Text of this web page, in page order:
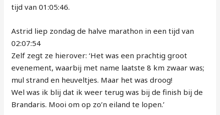
tijd van 01:05:46.
Astrid liep zondag de halve marathon in een tijd van
02:07:54
Zelf zegt ze hierover: ‘Het was een prachtig groot
evenement, waarbij met name laatste 8 km zwaar was;
mul strand en heuveltjes. Maar het was droog!
Wel was ik blij dat ik weer terug was bij de finish bij de
Brandaris. Mooi om op zo’n eiland te lopen.’